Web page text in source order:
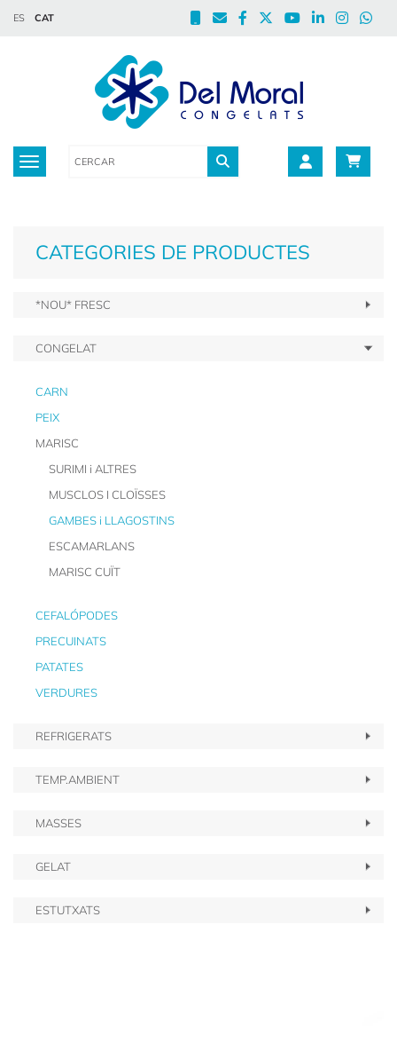
ES CAT
Toggle navigation
CATEGORIES DE PRODUCTES
*NOU* FRESC
CONGELAT
CARN
PEIX
MARISC
SURIMI i ALTRES
MUSCLOS I CLOÏSSES
GAMBES i LLAGOSTINS
ESCAMARLANS
MARISC CUÏT
CEFALÓPODES
PRECUINATS
PATATES
VERDURES
REFRIGERATS
TEMP.AMBIENT
MASSES
GELAT
ESTUTXATS